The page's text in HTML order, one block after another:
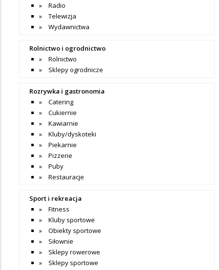
Radio
Telewizja
Wydawnictwa
Rolnictwo i ogrodnictwo
Rolnictwo
Sklepy ogrodnicze
Rozrywka i gastronomia
Catering
Cukiernie
Kawiarnie
Kluby/dyskoteki
Piekarnie
Pizzerie
Puby
Restauracje
Sport i rekreacja
Fitness
Kluby sportowe
Obiekty sportowe
Siłownie
Sklepy rowerowe
Sklepy sportowe